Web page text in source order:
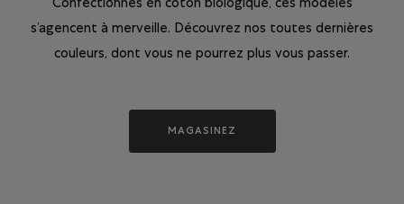
Confectionnés en coton biologique, ces modèles
s’agencent à merveille. Découvrez nos toutes dernières
couleurs, dont vous ne pourrez plus vous passer.
MAGASINEZ